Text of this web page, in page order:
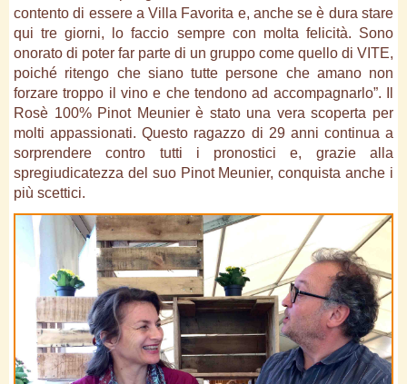
contento di essere a Villa Favorita e, anche se è dura stare
qui tre giorni, lo faccio sempre con molta felicità. Sono
onorato di poter far parte di un gruppo come quello di VITE,
poiché ritengo che siano tutte persone che amano non
forzare troppo il vino e che tendono ad accompagnarlo”. Il
Rosè 100% Pinot Meunier è stato una vera scoperta per
molti appassionati. Questo ragazzo di 29 anni continua a
sorprendere contro tutti i pronostici e, grazie alla
spregiudicatezza del suo Pinot Meunier, conquista anche i
più scettici.